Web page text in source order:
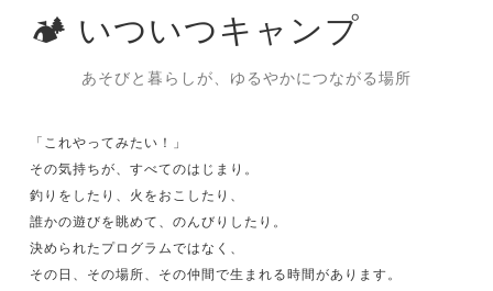
🏕️ いついつキャンプ
あそびと暮らしが、ゆるやかにつながる場所
「これやってみたい！」
その気持ちが、すべてのはじまり。
釣りをしたり、火をおこしたり、
誰かの遊びを眺めて、のんびりしたり。
決められたプログラムではなく、
その日、その場所、その仲間で生まれる時間があります。